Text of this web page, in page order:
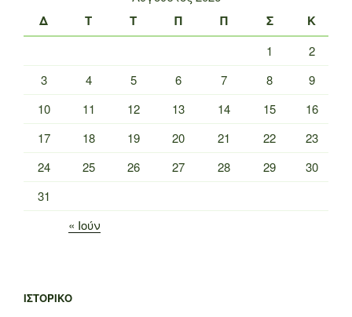
Δ Τ Τ Π Π Σ Κ
1
2
3
4 5 6 7 8
9
10
11 12 13 14 15
16
17
18 19 20 21 22
23
24
25 26 27 28 29
30
31
« Ιούν
ΙΣΤΟΡΙΚΌ